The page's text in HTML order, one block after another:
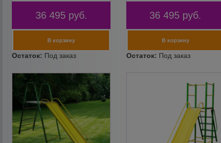
36 495 руб. 36 495 руб.